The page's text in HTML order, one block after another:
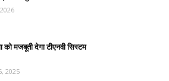
को मजबूती देगा टीएनवी सिस्टम
2025